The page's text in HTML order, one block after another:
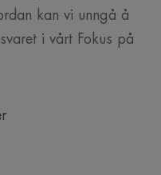
kan vi unngå å
i vårt Fokus på